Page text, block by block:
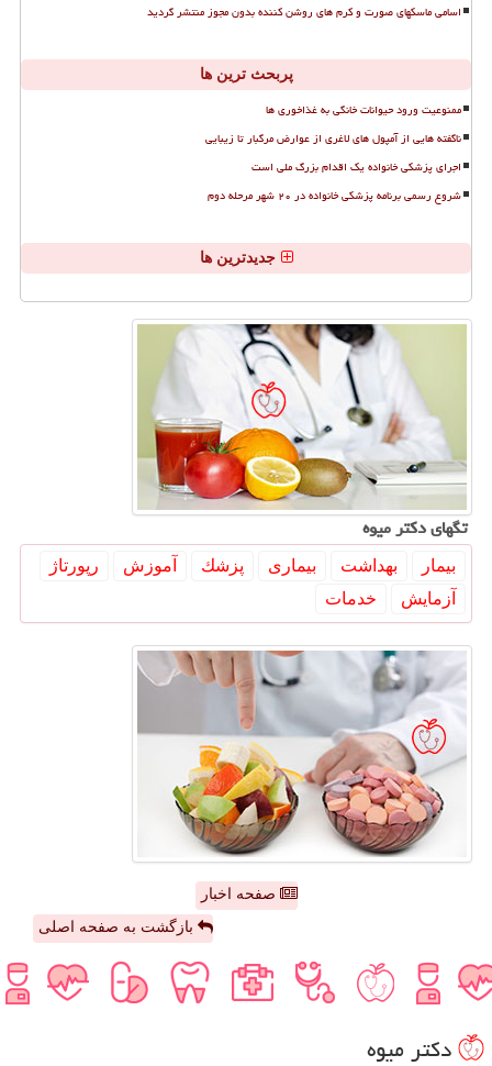
اسامی ماسکهای صورت و کرم های روشن کننده بدون مجوز منتشر گردید
پربحث ترین ها
ممنوعیت ورود حیوانات خانگی به غذاخوری ها
ناگفته هایی از آمپول های لاغری از عوارض مرگبار تا زیبایی
اجرای پزشکی خانواده یک اقدام بزرگ ملی است
شروع رسمی برنامه پزشکی خانواده در ۲۰ شهر مرحله دوم
جدیدترین ها
تگهای دكتر میوه
بیمار بهداشت بیماری پزشك آموزش
رپورتاژ
آزمایش
خدمات
صفحه اخبار
بازگشت به صفحه اصلی
دكتر میوه